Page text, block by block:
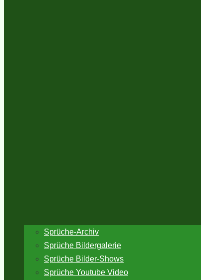
Sprüche-Archiv
Sprüche Bildergalerie
Sprüche Bilder-Shows
Sprüche Youtube Video